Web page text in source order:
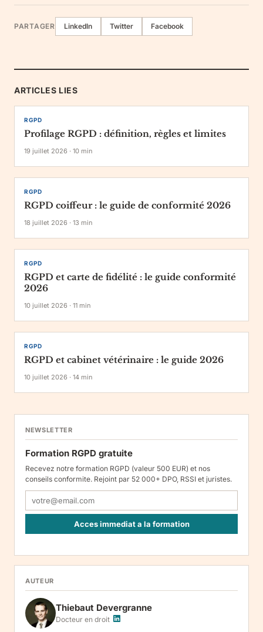
PARTAGER LinkedIn Twitter Facebook
ARTICLES LIES
RGPD
Profilage RGPD : définition, règles et limites
19 juillet 2026 · 10 min
RGPD
RGPD coiffeur : le guide de conformité 2026
18 juillet 2026 · 13 min
RGPD
RGPD et carte de fidélité : le guide conformité
2026
10 juillet 2026 · 11 min
RGPD
RGPD et cabinet vétérinaire : le guide 2026
10 juillet 2026 · 14 min
NEWSLETTER
Formation RGPD gratuite
Recevez notre formation RGPD (valeur 500 EUR) et nos
conseils conformite. Rejoint par 52 000+ DPO, RSSI et juristes.
Acces immediat a la formation
05120, Lituanie. Finalite : inscription a la newsletter et reception
de nos communications. Base legale : consentement (art. 6.1.a
(hebergement), Amazon SES (envoi des emails). Conservation :
jusqu'a desinscription. Droits : acces, rectification, effacement,
limitation, opposition, portabilite -- exercez vos droits via notre
Reclamation :.
AUTEUR
Thiebaut Devergranne
Docteur en droit